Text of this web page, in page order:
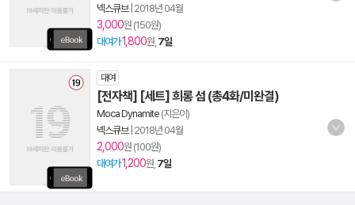
넥스큐브| 2018년 04월
3,000원 (150원)
대여가1,800원, 7일
대여
[전자책] [세트] 희롱 섬 (총4화/미완결)
Moca Dynamite (지은이)
넥스큐브| 2018년 04월
2,000원 (100원)
대여가1,200원, 7일